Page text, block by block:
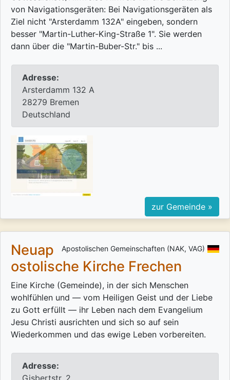
von Navigationsgeräten: Bei Navigationsgeräten als
Ziel nicht "Arsterdamm 132A" eingeben, sondern
besser "Martin-Luther-King-Straße 1". Sie werden
dann über die "Martin-Buber-Str." bis ...
Adresse:
Arsterdamm 132 A
28279 Bremen
Deutschland
zur Gemeinde »
Apostolischen Gemeinschaften (NAK, VAG)
Neuap
ostolische Kirche Frechen
Eine Kirche (Gemeinde), in der sich Menschen
wohlfühlen und — vom Heiligen Geist und der Liebe
zu Gott erfüllt — ihr Leben nach dem Evangelium
Jesu Christi ausrichten und sich so auf sein
Wiederkommen und das ewige Leben vorbereiten.
Adresse: